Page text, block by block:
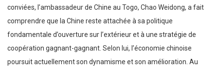
conviées, l’ambassadeur de Chine au Togo, Chao Weidong, a fait
comprendre que la Chine reste attachée à sa politique
fondamentale d’ouverture sur l’extérieur et à une stratégie de
coopération gagnant-gagnant. Selon lui, l’économie chinoise
poursuit actuellement son dynamisme et son amélioration. Au